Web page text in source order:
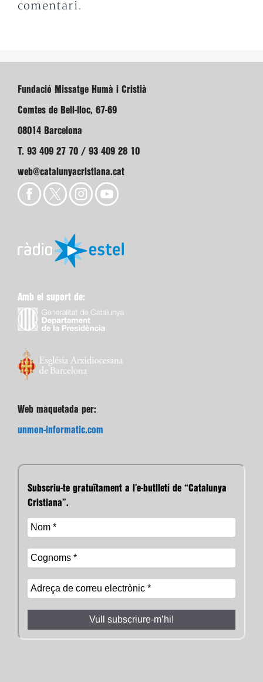
comentari.
Fundació Missatge Humà i Cristià
Comtes de Bell-lloc, 67-69
08014 Barcelona
T. 93 409 27 70 / 93 409 28 10
web@catalunyacristiana.cat
Amb el suport de:
Web maquetada per:
unmon-informatic.com
Subscriu-te gratuïtament a l’e-butlletí de “Catalunya
Cristiana”.